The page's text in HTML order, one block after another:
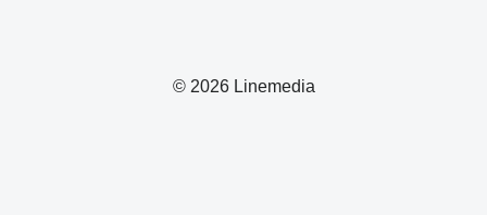
© 2026 Linemedia